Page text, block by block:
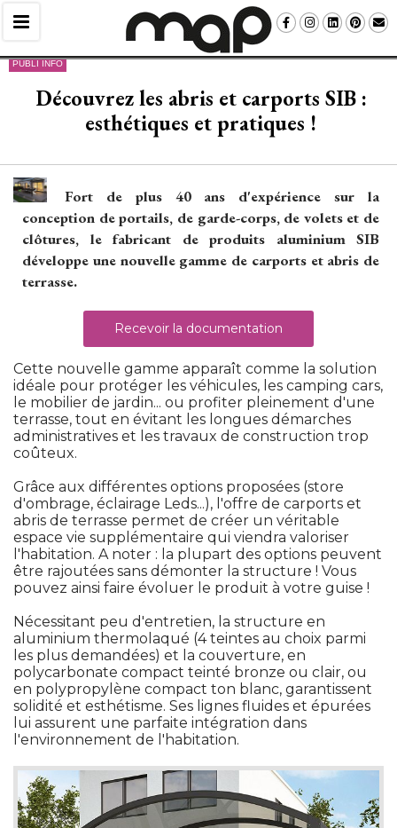
PUBLI INFO
Découvrez les abris et carports SIB :
esthétiques et pratiques !
Fort de plus 40 ans d'expérience sur la
conception de portails, de garde-corps, de volets et de
clôtures, le fabricant de produits aluminium SIB
développe une nouvelle gamme de carports et abris de
terrasse.
Recevoir la documentation
Cette nouvelle gamme apparaît comme la solution
idéale pour protéger les véhicules, les camping cars,
le mobilier de jardin... ou profiter pleinement d'une
terrasse, tout en évitant les longues démarches
administratives et les travaux de construction trop
coûteux.
Grâce aux différentes options proposées (store
d'ombrage, éclairage Leds...), l'offre de carports et
abris de terrasse permet de créer un véritable
espace vie supplémentaire qui viendra valoriser
l'habitation. A noter : la plupart des options peuvent
être rajoutées sans démonter la structure ! Vous
pouvez ainsi faire évoluer le produit à votre guise !
Nécessitant peu d'entretien, la structure en
aluminium thermolaqué (4 teintes au choix parmi
les plus demandées) et la couverture, en
polycarbonate compact teinté bronze ou clair, ou
en polypropylène compact ton blanc, garantissent
solidité et esthétisme. Ses lignes fluides et épurées
lui assurent une parfaite intégration dans
l'environnement de l'habitation.